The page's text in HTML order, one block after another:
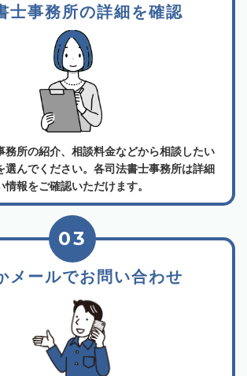
士事務所の詳細を確認
務所の紹介、相談料金などから相談したい
選んでください。各司法書士事務所は詳細
報をご確認いただけます。
メールでお問い合わせ
03